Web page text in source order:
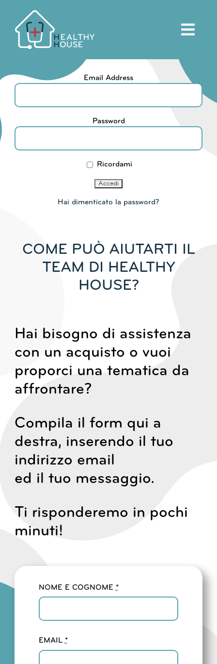
contenuto
Email Address
Password
Ricordami
Hai dimenticato la password?
COME PUÒ AIUTARTI IL
TEAM DI HEALTHY
HOUSE?
Hai bisogno di assistenza
con un acquisto o vuoi
proporci una tematica da
affrontare?
Compila il form qui a
destra, inserendo il tuo
indirizzo email
ed il tuo messaggio.
Ti risponderemo in pochi
minuti!
NOME E COGNOME *
EMAIL*